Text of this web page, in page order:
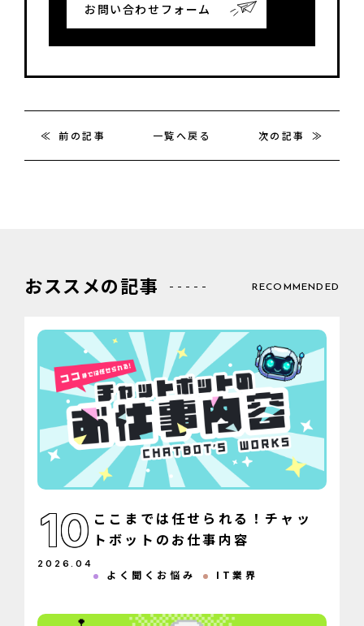
お問い合わせフォーム
前の記事 一覧へ戻る 次の記事
おススメの記事 RECOMMENDED
10
2026 .04
ここまでは任せられる！チャッ
トボットのお仕事内容
よく聞くお悩み IT業界